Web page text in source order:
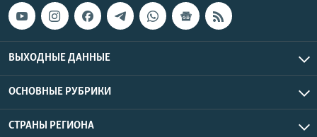
ВЫХОДНЫЕ ДАННЫЕ
ОСНОВНЫЕ РУБРИКИ
СТРАНЫ РЕГИОНА